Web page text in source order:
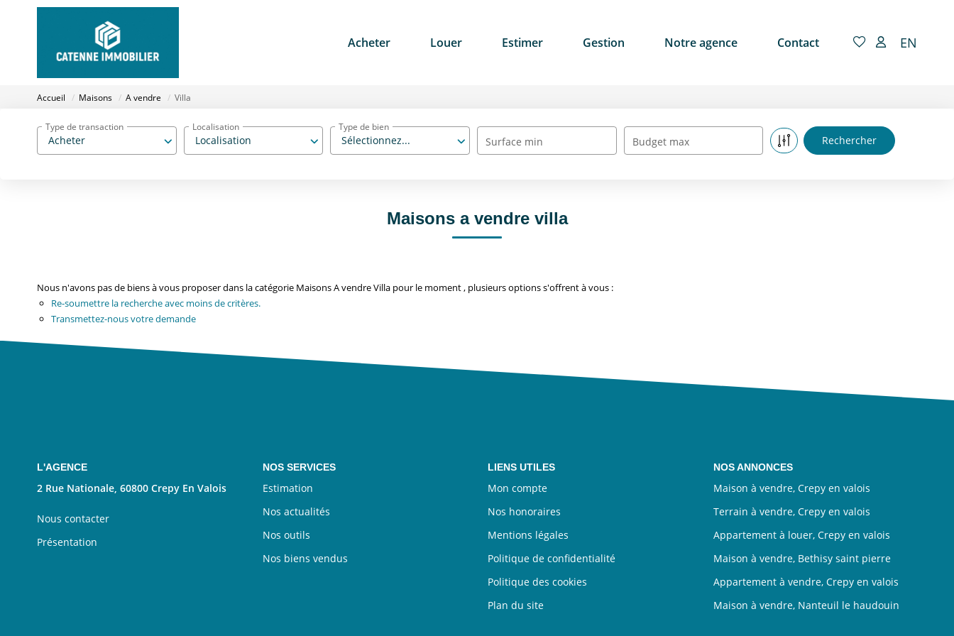
Acheter Louer Estimer Gestion Notre agence Contact EN
Accueil Maisons A vendre Villa
Acheter
Type de transaction
Localisation
Localisation
Sélectionnez...
Type de bien
Surface min Budget max
Maisons a vendre villa
Nous n'avons pas de biens à vous proposer dans la catégorie Maisons A vendre Villa pour le moment , plusieurs options s'offrent à vous :
Re-soumettre la recherche avec moins de critères.
Transmettez-nous votre demande
L'AGENCE
2 Rue Nationale, 60800 Crepy En Valois
Nous contacter
Présentation
NOS SERVICES
Estimation
Nos actualités
Nos outils
Nos biens vendus
LIENS UTILES
Mon compte
Nos honoraires
Mentions légales
Politique de confidentialité
Politique des cookies
Plan du site
NOS ANNONCES
Maison à vendre, Crepy en valois
Terrain à vendre, Crepy en valois
Appartement à louer, Crepy en valois
Maison à vendre, Bethisy saint pierre
Appartement à vendre, Crepy en valois
Maison à vendre, Nanteuil le haudouin